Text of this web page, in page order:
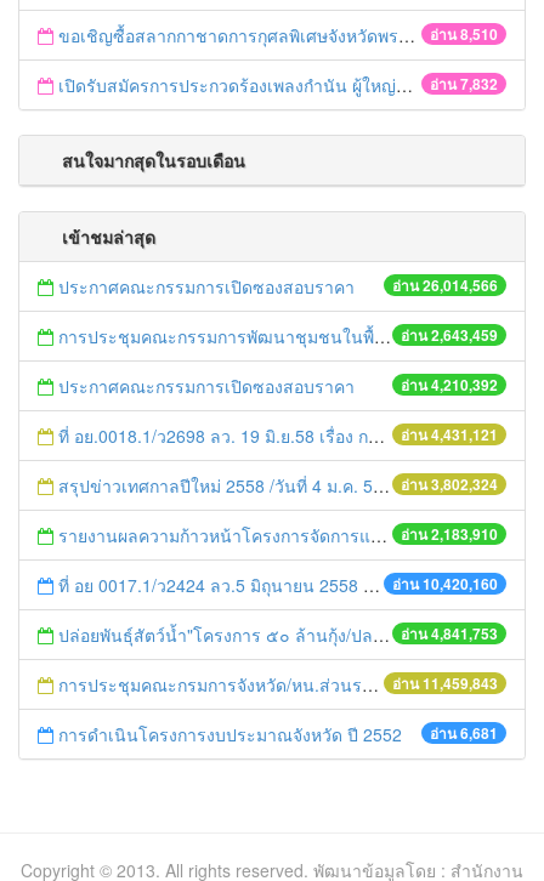
อ่าน 8,510
ขอเชิญซื้อสลากกาชาดการกุศลพิเศษจังหวัดพระนครศรีอยุธยา 2560
อ่าน 7,832
เปิดรับสมัครการประกวดร้องเพลงกำนัน ผู้ใหญ่บ้าน ฯลฯ
สนใจมากสุดในรอบเดือน
เข้าชมล่าสุด
อ่าน 26,014,566
ประกาศคณะกรรมการเปิดซองสอบราคา
อ่าน 2,643,459
การประชุมคณะกรรมการพัฒนาชุมชนในพื้นที่รอบโรงไฟฟ้า (คพรฟ.) ครั้งที่ 2/2558 กองทุนพัฒนาไฟฟ้าบริษัท โรจนะเพาเวอร์ จำกัด
อ่าน 4,210,392
ประกาศคณะกรรมการเปิดซองสอบราคา
อ่าน 4,431,121
ที่ อย.0018.1/ว2698 ลว. 19 มิ.ย.58 เรื่อง การแก้ไขปัญหาหนี้สินให้แก่เกษตรกร
อ่าน 3,802,324
สรุปข่าวเทศกาลปีใหม่ 2558 /วันที่ 4 ม.ค. 58
อ่าน 2,183,910
รายงานผลความก้าวหน้าโครงการจัดการแก้ไขปัญหาขยะ สัปดาห์ที่ 9/2558
อ่าน 10,420,160
ที่ อย 0017.1/ว2424 ลว.5 มิถุนายน 2558 เรื่อง แจ้งกำหนดตรวจประเมินและให้คะแนนหน่วยงานที่สมัครเข้าร่วมโครงการพัฒนาหน่วยงานต้นแบบในการจัดตั้งศูนย์ข้อมูลข่าวสารของราชการฯ ประจำปีงบประมาณ พ.ศ. 2558
อ่าน 4,841,753
ปล่อยพันธุ์สัตว์น้ำ"โครงการ ๕๐ ล้านกุ้ง/ปลา ฟื้นชีวิตใหม่ให้เจ้าพระยา
อ่าน 11,459,843
การประชุมคณะกรมการจังหวัด/หน.ส่วนราชการประจำเดือน มิถุนายน 2558
อ่าน 6,681
การดำเนินโครงการงบประมาณจังหวัด ปี 2552
Copyright © 2013. All rights reserved. พัฒนาข้อมูลโดย : สำนักงาน